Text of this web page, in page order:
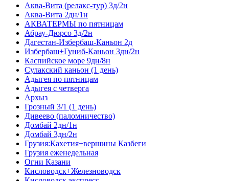
Аква-Вита (релакс-тур) 3д/2н
Аква-Вита 2дн/1н
АКВАТЕРМЫ по пятницам
Абрау-Дюрсо 3д/2н
Дагестан-Избербаш-Каньон 2д
Избербаш+Гуниб-Каньон 3дн/2н
Каспийское море 9дн/8н
Сулакский каньон (1 день)
Адыгея по пятницам
Адыгея с четверга
Архыз
Грозный 3/1 (1 день)
Дивеево (паломничество)
Домбай 2дн/1н
Домбай 3дн/2н
Грузия:Кахетия+вершины Казбеги
Грузия еженедельная
Огни Казани
Кисловодск+Железноводск